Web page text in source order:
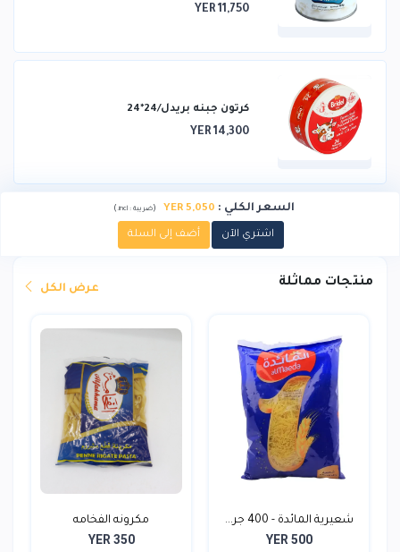
YER 11,750
كرتون جبنه بريدل/24*24
YER 14,300
السعر الكلي :
5,050 YER
(ضريبة : incl.
)
اشتري الآن أضف إلى السلة
منتجات مماثلة عرض الكل
شعيرية المائدة - 400 جر...
YER 500
مكرونه الفخامه
YER 350